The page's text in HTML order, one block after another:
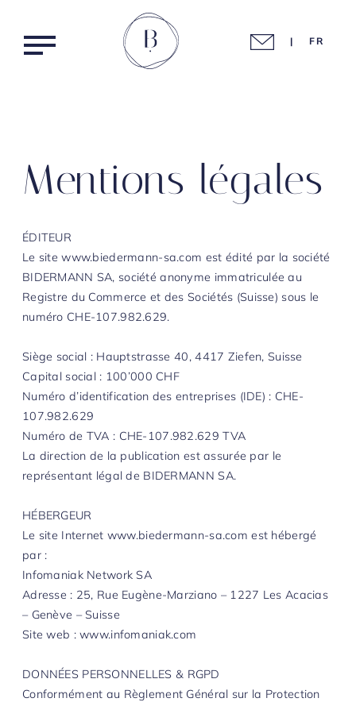
| FR
Biedermann SA
Chemin Deluc 9
+41 22 869 04 04
Nos réalisations
Nos métiers
L’histoire
L’actu
Contact
Chemin Deluc 9
CH- 1224 Chêne-Bougeries
+41 22 869 04 04
Agencement intérieur
Assainissement & traitement
Charpente & structures bois
Menuiserie traditionnelle
Petits travaux et réparations
Voir tout
Mentions légales
ÉDITEUR
Le site www.biedermann-sa.com est édité par la société
BIDERMANN SA, société anonyme immatriculée au
Registre du Commerce et des Sociétés (Suisse) sous le
numéro CHE-107.982.629.
Siège social : Hauptstrasse 40, 4417 Ziefen, Suisse
Capital social : 100’000 CHF
Numéro d’identification des entreprises (IDE) : CHE-
107.982.629
Numéro de TVA : CHE-107.982.629 TVA
La direction de la publication est assurée par le
représentant légal de BIDERMANN SA.
HÉBERGEUR
Le site Internet www.biedermann-sa.com est hébergé
par :
Infomaniak Network SA
Adresse : 25, Rue Eugène-Marziano – 1227 Les Acacias
– Genève – Suisse
Site web : www.infomaniak.com
DONNÉES PERSONNELLES & RGPD
Conformément au Règlement Général sur la Protection